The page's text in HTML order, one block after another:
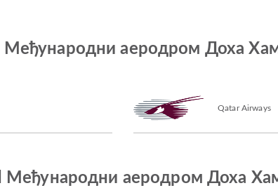
Међународни аеродром Доха
Qatar Airways
Међународни аеродром Доха